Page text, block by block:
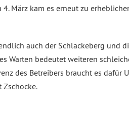
März kam es erneut zu
auch der Schlackeberg
Warten bedeutet weiteren
des Betreibers braucht es
Zschocke.